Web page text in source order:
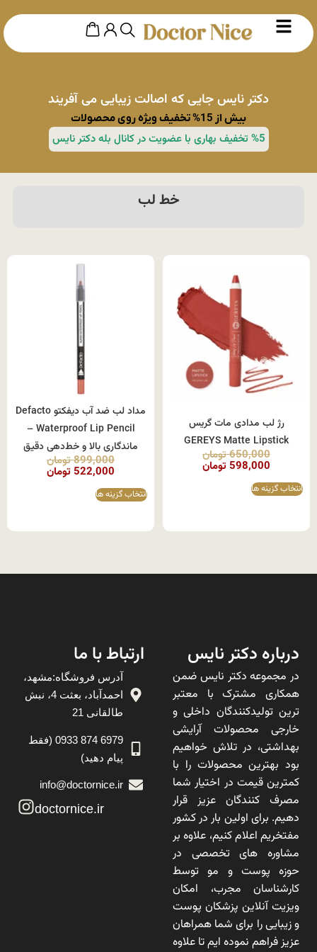
دکتر نایس جایی که اصالت زیبایی می آفریند
بیش از 15% تخفیف ویژه روی محصولات
%5 تخفیف بهاری با عضویت در کانال بله دکتر نایس
خط لب
رژ لب مدادی مات گریس
GEREYS Matte Lipstick
650,000تومان
598,000 تومان
انتخاب گزینه ها
مداد لب ضد آب دیفکتو Defacto
Waterproof Lip Pencil –
ماندگاری بالا و خط‌دهی دقیق
899,000تومان
522,000 تومان
انتخاب گزینه ها
درباره دکتر نایس
در مجموعه دکتر نایس ضمن
همکاری مشترک با معتبر
ترین تولیدکنندگان داخلی و
خارجی محصولات آرایشی
بهداشتی، در تلاش خواهیم
بود بهترین محصولات را با
کمترین قیمت در اختیار شما
مصرف کنندگان عزیز قرار
دهیم. برای اولین بار در کشور
مفتخریم اعلام کنیم، علاوه بر
مشاوره های تخصصی در
حوزه پوست و مو توسط
کارشناسان مجرب، امکان
ویزیت آنلاین پزشکان پوست
و زیبایی را برای شما همراهان
عزیز فراهم نموده ایم تا علاوه
ارتباط با ما
آدرس فروشگاه:مشهد،
احمدآباد، بعثت 4، نبش
طالقانی 21
6979 874 0933 (فقط
پیام دهید)
info@doctornice.ir
doctornice.ir